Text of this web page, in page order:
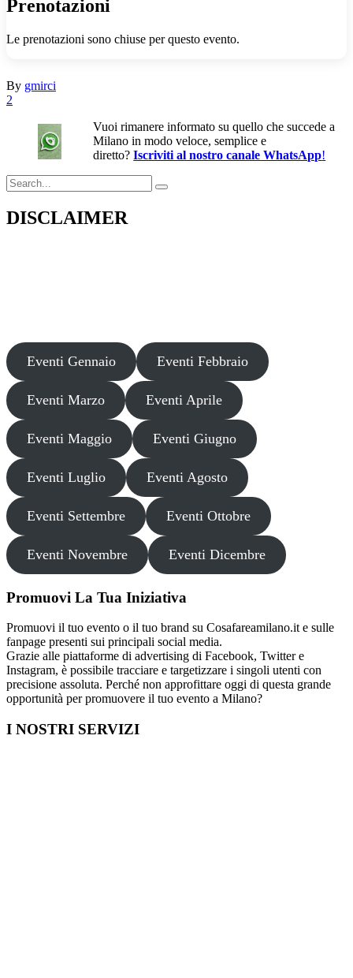
Prenotazioni
Le prenotazioni sono chiuse per questo evento.
By gmirci
2
Vuoi rimanere informato su quello che succede a
Milano in modo veloce, semplice e
diretto?Iscriviti al nostro canale WhatsApp!
Search
for:
DISCLAIMER
Eventi Gennaio Eventi Febbraio
Eventi Marzo Eventi Aprile
Eventi Maggio Eventi Giugno
Eventi Luglio Eventi Agosto
Eventi Settembre Eventi Ottobre
Eventi Novembre Eventi Dicembre
Promuovi La Tua Iniziativa
Promuovi il tuo evento o il tuo brand su Cosafareamilano.it e sulle
fanpage presenti sui principali social media.
Grazie alle piattaforme di advertising di Facebook, Twitter e
Instagram, è possibile tracciare e targetizzare i singoli utenti con
precisione assoluta. Perché non approfittare oggi di questa grande
opportunità per promuovere il tuo evento a Milano?
I NOSTRI SERVIZI